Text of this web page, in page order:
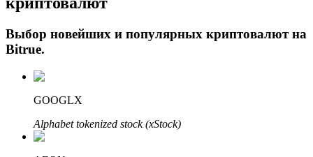
Авто Инвест
Выбор новейших и популярных криптовалют на
Bitrue.
GOOGLX
Alphabet tokenized stock (xStock)